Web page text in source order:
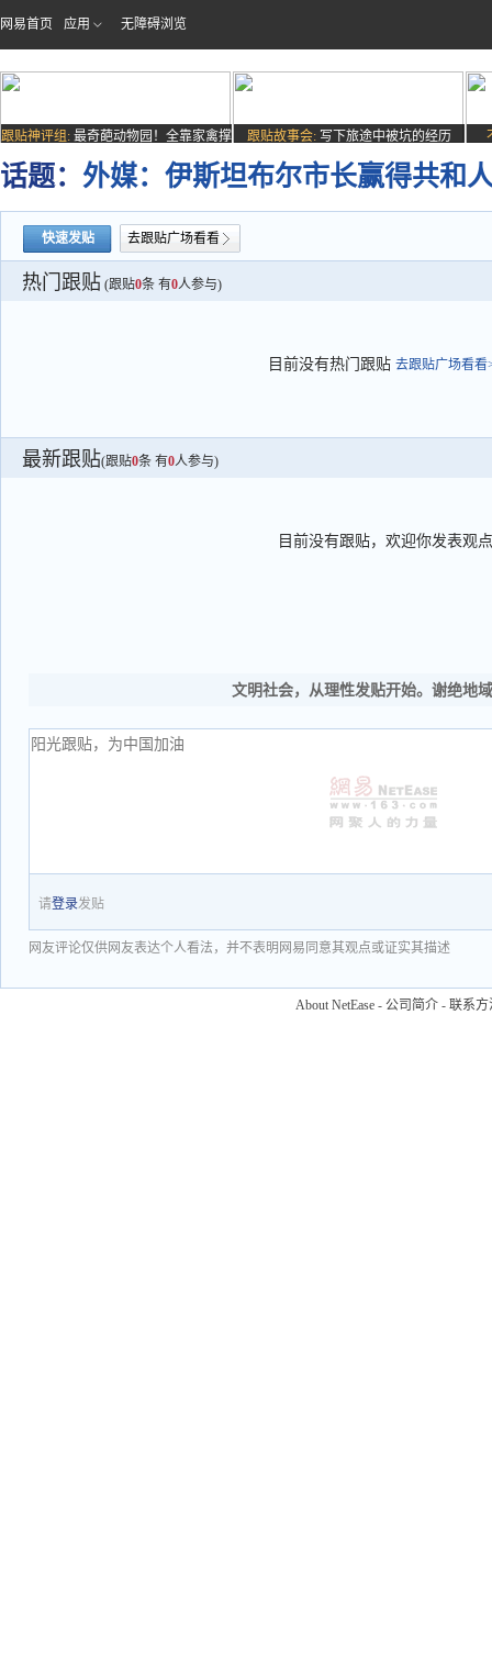
网易首页 应用 无障碍浏览
跟贴神评组: 最奇葩动物园！全靠家禽撑
场子
跟贴故事会: 写下旅途中被坑的经历
话题： 外媒：伊斯坦布尔市长赢得共和
快速发贴 去跟贴广场看看
热门跟贴 (跟贴0条 有0人参与)
目前没有热门跟贴 去跟贴广场看看
最新跟贴(跟贴0条 有0人参与)
目前没有跟贴，欢迎你发表观点
文明社会，从理性发贴开始。谢绝地
请登录发贴
网友评论仅供网友表达个人看法，并不表明网易同意其观点或证实其描述
About NetEase - 公司简介 - 联系方